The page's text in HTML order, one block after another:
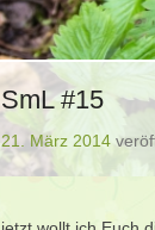
SmL #15
21. März 2014